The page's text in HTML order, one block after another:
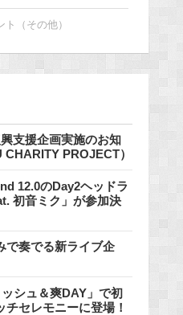
ト（その他）
支援企画実施のお知
PROJECT）
12.0のDay2ヘッドラ
初音ミク」が参加決
で奏でる新ライブ企
シュ＆爽DAY」で初
セレモニーに登場！